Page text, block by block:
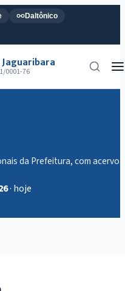
Daltônico
0001-76
da Prefeitura, com acervo
· hoje